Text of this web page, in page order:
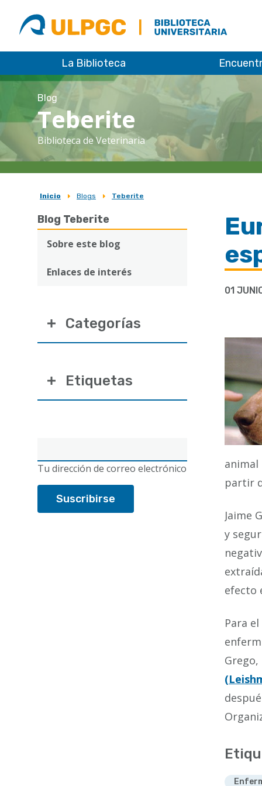
ULPGC
Biblioteca
ULPGC
La Biblioteca
Blog
Teberite
Biblioteca de Veterinaria
Sobrescribir
enlaces
de
ayuda
navegación
Inicio Blogs Teberite
Blog Teberite
Sobre este blog
Enlaces de interés
electrónico
Tu dirección de correo electrónico
Categorías
Etiquetas
01
animal
partir
Jaime
y
efecto
Para